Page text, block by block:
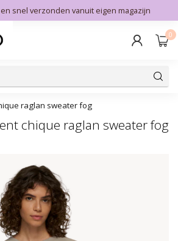
snel verzonden vanuit eigen magazijn
0
raglan sweater fog
chique raglan sweater fog